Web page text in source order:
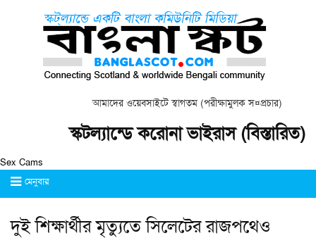
আমাদের ওয়েবসাইটে স্বাগতম (পরীক্ষামুলক স¤প্রচার)
স্কটল্যান্ডে করোনা ভাইরাস (বিস্তারিত)
Sex Cams
মেনুবার
দুই শিক্ষার্থীর মৃত্যুতে সিলেটের রাজপথেও